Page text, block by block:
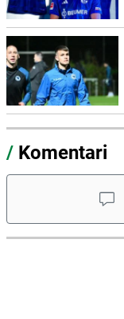
/ Komentari